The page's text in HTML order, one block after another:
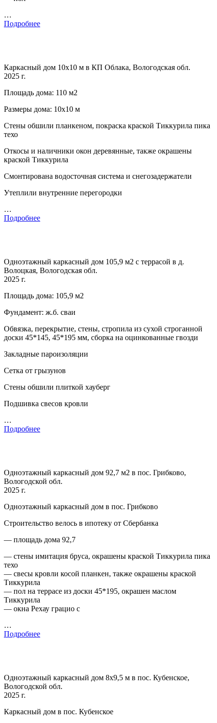
…
Подробнее
Каркасный дом 10х10 м в КП Облака, Вологодская обл.
2025 г.
Площадь дома: 110 м2
Размеры дома: 10х10 м
Стены обшили планкеном, покраска краской Тиккурила пика
техо
Откосы и наличники окон деревянные, также окрашены
краской Тиккурила
Смонтирована водосточная система и снегозадержатели
Утеплили внутренние перегородки
…
Подробнее
Одноэтажный каркасный дом 105,9 м2 с террасой в д.
Волоцкая, Вологодская обл.
2025 г.
Площадь дома: 105,9 м2
Фундамент: ж.б. сваи
Обвязка, перекрытие, стены, стропила из сухой строганной
доски 45*145, 45*195 мм, сборка на оцинкованные гвозди
Закладные пароизоляции
Сетка от грызунов
Стены обшили плиткой хауберг
Подшивка свесов кровли
…
Подробнее
Одноэтажный каркасный дом 92,7 м2 в пос. Грибково,
Вологодской обл.
2025 г.
Одноэтажный каркасный дом в пос. Грибково
Строительство велось в ипотеку от Сбербанка
— площадь дома 92,7
— стены имитация бруса, окрашены краской Тиккурила пика
техо
— свесы кровли косой планкен, также окрашены краской
Тиккурила
— пол на террасе из доски 45*195, окрашен маслом
Тиккурила
— окна Рехау грацио с
…
Подробнее
Одноэтажный каркасный дом 8х9,5 м в пос. Кубенское,
Вологодской обл.
2025 г.
Каркасный дом в пос. Кубенское